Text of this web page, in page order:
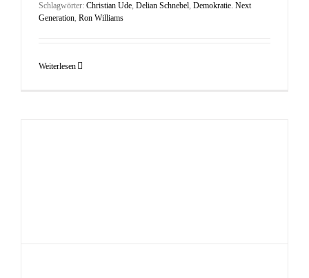
Schlagwörter: Christian Ude, Delian Schnebel, Demokratie. Next
Generation, Ron Williams
Weiterlesen